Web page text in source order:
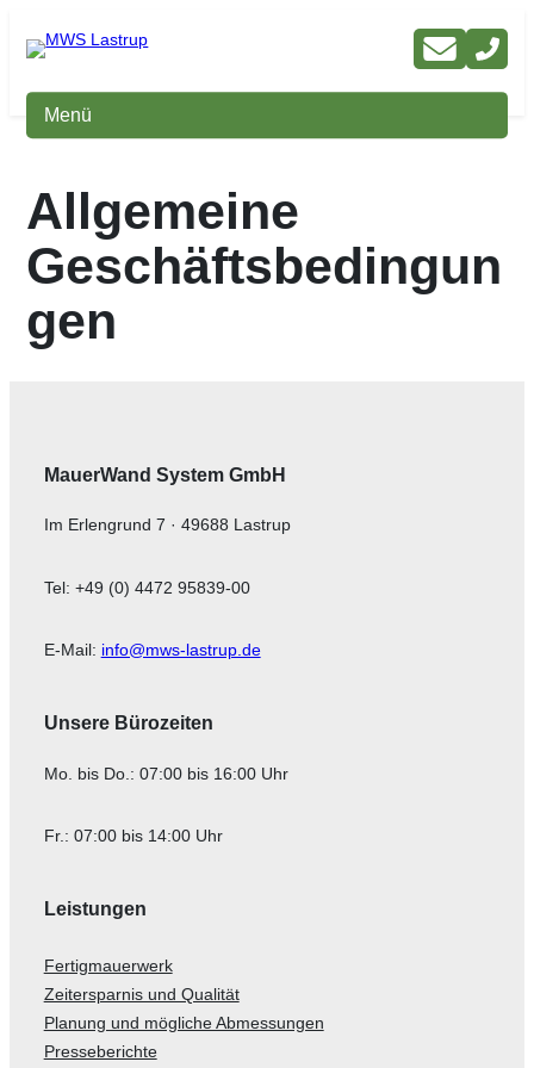
Inhalt
Menü
Allgemeine
Geschäftsbedingun
gen
MauerWand System GmbH
Im Erlengrund 7 · 49688 Lastrup
Tel: +49 (0) 4472 95839-00
E-Mail: info@mws-lastrup.de
Unsere Bürozeiten
Mo. bis Do.: 07:00 bis 16:00 Uhr
Fr.: 07:00 bis 14:00 Uhr
Leistungen
Fertigmauerwerk
Zeitersparnis und Qualität
Planung und mögliche Abmessungen
Presseberichte